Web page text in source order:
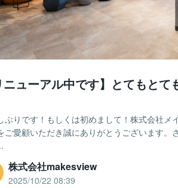
ニューアル中です】とてもと
ぶりです！もしくは初めまして！株式会社
ご愛顧いただき誠にありがとうございます
株式会社makesview
2025/10/22 08:39